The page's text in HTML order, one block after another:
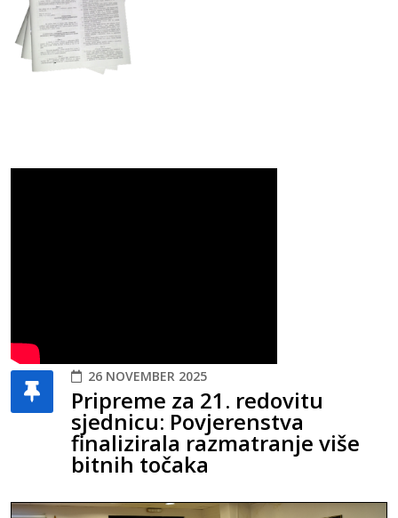
26 NOVEMBER 2025
Pripreme za 21. redovitu
sjednicu: Povjerenstva
finalizirala razmatranje više
bitnih točaka